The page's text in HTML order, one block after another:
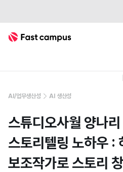
Fast Campus
AI/업무생산성 AI 생산성
스튜디오사월 양나
스토리텔링 노하우 :
보조작가로 스토리